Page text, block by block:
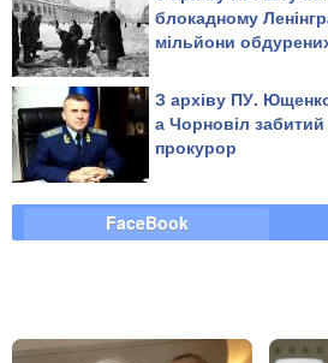
блокадному
мільйони
З архіву ПУ.
а Чорновіл
прокурор
FaceBook